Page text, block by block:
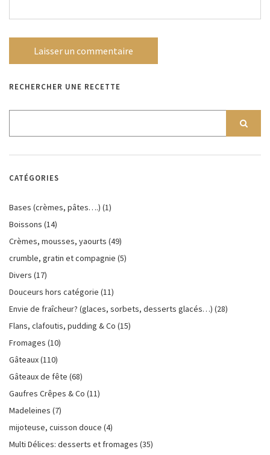
RECHERCHER UNE RECETTE
CATÉGORIES
Bases (crèmes, pâtes….) (1)
Boissons (14)
Crèmes, mousses, yaourts (49)
crumble, gratin et compagnie (5)
Divers (17)
Douceurs hors catégorie (11)
Envie de fraîcheur? (glaces, sorbets, desserts glacés…) (28)
Flans, clafoutis, pudding & Co (15)
Fromages (10)
Gâteaux(110)
Gâteaux de fête (68)
Gaufres Crêpes & Co (11)
Madeleines (7)
mijoteuse, cuisson douce (4)
Multi Délices: desserts et fromages (35)